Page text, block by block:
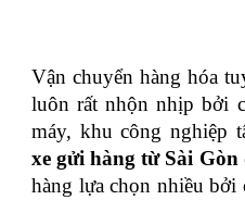
Vận chuyển hàng hóa
luôn rất nhộn nhịp bởi
máy, khu công nghiệp
xe gửi hàng từ Sài
hàng lựa chọn nhiều bởi